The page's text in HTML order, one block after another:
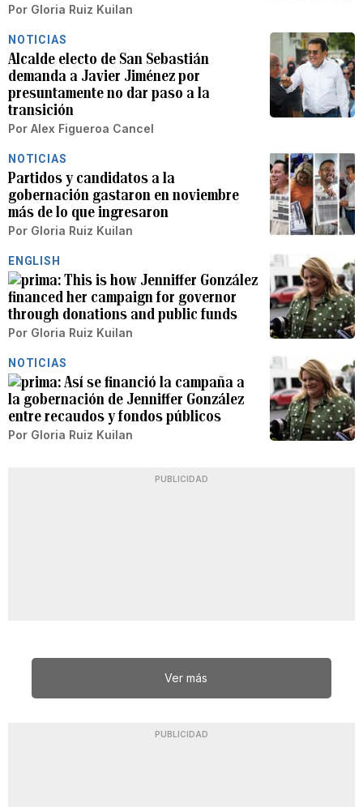
Por Gloria Ruiz Kuilan
NOTICIAS
Alcalde electo de San Sebastián
demanda a Javier Jiménez por
presuntamente no dar paso a la
transición
Por Alex Figueroa Cancel
NOTICIAS
Partidos y candidatos a la
gobernación gastaron en noviembre
más de lo que ingresaron
Por Gloria Ruiz Kuilan
ENGLISH
This is how Jenniffer González
financed her campaign for governor
through donations and public funds
Por Gloria Ruiz Kuilan
NOTICIAS
Así se financió la campaña a
la gobernación de Jenniffer González
entre recaudos y fondos públicos
Por Gloria Ruiz Kuilan
PUBLICIDAD
Ver más
PUBLICIDAD